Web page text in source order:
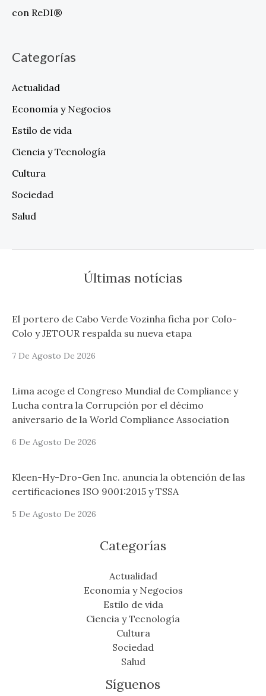
con ReDI®
Categorías
Actualidad
Economía y Negocios
Estilo de vida
Ciencia y Tecnología
Cultura
Sociedad
Salud
Últimas notícias
El portero de Cabo Verde Vozinha ficha por Colo-
Colo y JETOUR respalda su nueva etapa
7 De Agosto De 2026
Lima acoge el Congreso Mundial de Compliance y
Lucha contra la Corrupción por el décimo
aniversario de la World Compliance Association
6 De Agosto De 2026
Kleen-Hy-Dro-Gen Inc. anuncia la obtención de las
certificaciones ISO 9001:2015 y TSSA
5 De Agosto De 2026
Categorías
Actualidad
Economía y Negocios
Estilo de vida
Ciencia y Tecnología
Cultura
Sociedad
Salud
Síguenos